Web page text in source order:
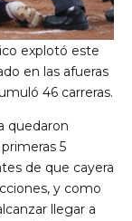
explotó este
en las afueras
46 carreras.
quedaron
5
de que cayera
y como
llegar a